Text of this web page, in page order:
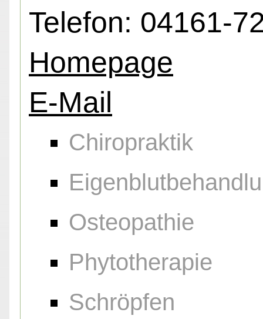
Telefon: 04161-
Homepage
E-Mail
Chiropraktik
Osteopathie
Phytotherapie
Schröpfen